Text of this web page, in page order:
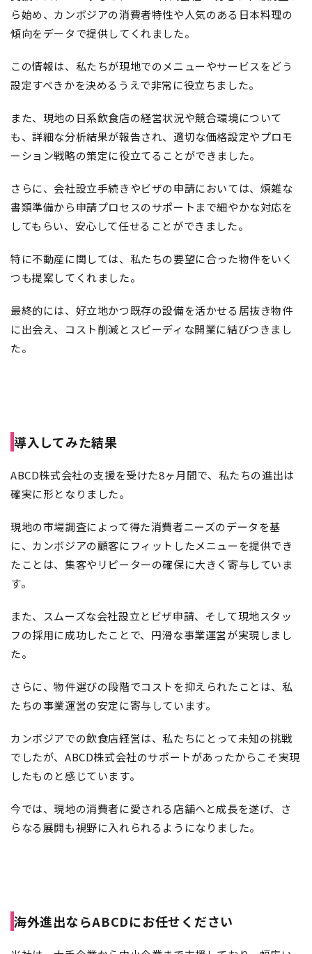
ら始め、カンボジアの消費者特性や人気のある日本料理の
傾向をデータで提供してくれました。
この情報は、私たちが現地でのメニューやサービスをどう
設定すべきかを決めるうえで非常に役立ちました。
また、現地の日系飲食店の経営状況や競合環境について
も、詳細な分析結果が報告され、適切な価格設定やプロモ
ーション戦略の策定に役立てることができました。
さらに、会社設立手続きやビザの申請においては、煩雑な
書類準備から申請プロセスのサポートまで細やかな対応を
してもらい、安心して任せることができました。
特に不動産に関しては、私たちの要望に合った物件をいく
つも提案してくれました。
最終的には、好立地かつ既存の設備を活かせる居抜き物件
に出会え、コスト削減とスピーディな開業に結びつきまし
た。
導入してみた結果
ABCD株式会社の支援を受けた8ヶ月間で、私たちの進出は
確実に形となりました。
現地の市場調査によって得た消費者ニーズのデータを基
に、カンボジアの顧客にフィットしたメニューを提供でき
たことは、集客やリピーターの確保に大きく寄与していま
す。
また、スムーズな会社設立とビザ申請、そして現地スタッ
フの採用に成功したことで、円滑な事業運営が実現しまし
た。
さらに、物件選びの段階でコストを抑えられたことは、私
たちの事業運営の安定に寄与しています。
カンボジアでの飲食店経営は、私たちにとって未知の挑戦
でしたが、ABCD株式会社のサポートがあったからこそ実現
したものと感じています。
今では、現地の消費者に愛される店舗へと成長を遂げ、さ
らなる展開も視野に入れられるようになりました。
海外進出ならABCDにお任せください